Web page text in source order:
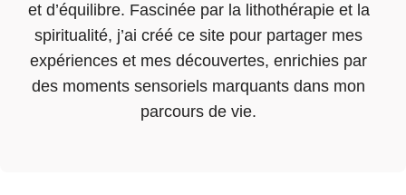
et d’équilibre. Fascinée par la lithothérapie et la
spiritualité, j’ai créé ce site pour partager mes
expériences et mes découvertes, enrichies par
des moments sensoriels marquants dans mon
parcours de vie.